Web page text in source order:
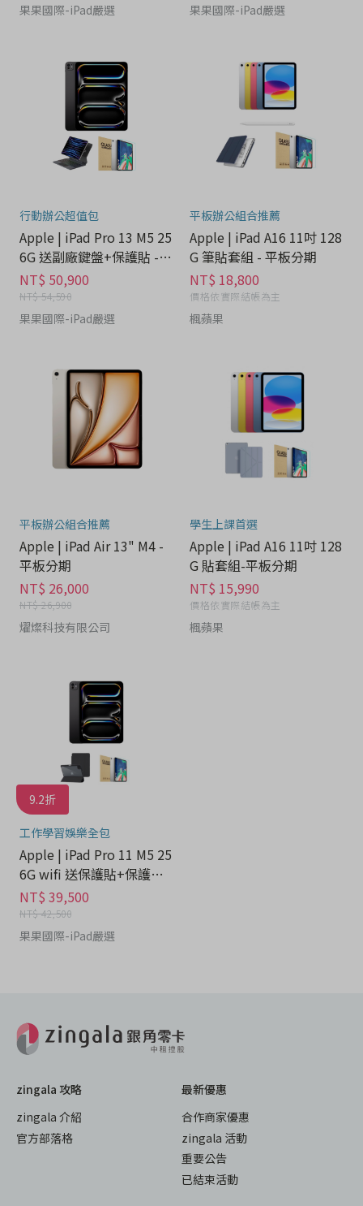
果果國際-iPad嚴選 果果國際-iPad嚴選
行動辦公超值包
Apple | iPad Pro 13 M5 25
6G 送副廠鍵盤+保護貼 - 3
C科技分期
NT$ 50,900
NT$ 54,590
果果國際-iPad嚴選
平板辦公組合推薦
Apple | iPad A16 11吋 128
G 筆貼套組 - 平板分期
NT$ 18,800
價格依實際結帳為主
楓蘋果
平板辦公組合推薦
Apple | iPad Air 13" M4 -
平板分期
NT$ 26,000
NT$ 26,900
燿燦科技有限公司
學生上課首選
Apple | iPad A16 11吋 128
G 貼套組-平板分期
NT$ 15,990
價格依實際結帳為主
楓蘋果
9.2折
工作學習娛樂全包
Apple | iPad Pro 11 M5 25
6G wifi 送保護貼+保護套-
平板分期
NT$ 39,500
NT$ 42,500
果果國際-iPad嚴選
zingala 攻略
zingala 介紹
官方部落格
最新優惠
合作商家優惠
zingala 活動
重要公告
已結束活動